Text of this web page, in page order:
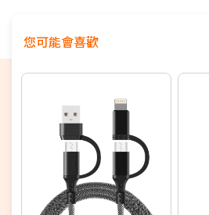
您可能會喜歡